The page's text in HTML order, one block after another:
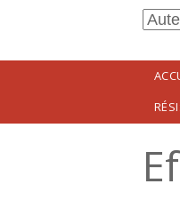
Aller au contenu principal